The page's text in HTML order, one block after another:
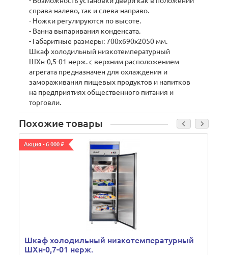
справа-налево, так и слева-направо.
- Ножки регулируются по высоте.
- Ванна выпаривания конденсата.
- Габаритные размеры: 700x690x2050 мм.
Шкаф холодильный низкотемпературный
ШХн-0,5-01 нерж. с верхним расположением
агрегата предназначен для охлаждения и
замораживания пищевых продуктов и напитков
на предприятиях общественного питания и
торговли.
Похожие товары
Акция - 6 000 ₽
Шкаф холодильный низкотемпературный
ШХн-0,7-01 нерж.